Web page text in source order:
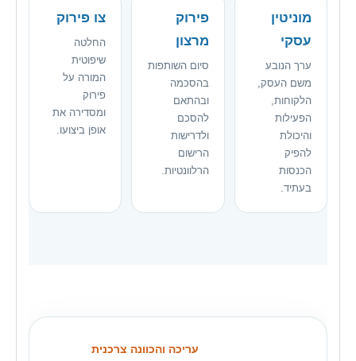
מוניטין
עסקי
ערך הנובע
משם העסק,
הלקוחות,
הפעילות
והיכולת
להפיק
הכנסות
בעתיד.
פירוק
מרצון
סיום השותפות
בהסכמה
ובהתאם
להסכם
ולדרישות
הרישום
הרלוונטיות.
צו פירוק
החלטה
שיפוטית
המורה על
פירוק
ומסדירה את
אופן ביצועו.
עריכה והכוונה צרכנית